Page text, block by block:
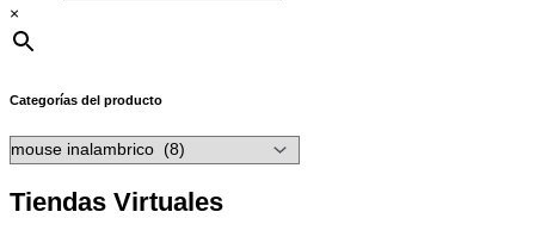
×
Categorías del producto
Tiendas Virtuales